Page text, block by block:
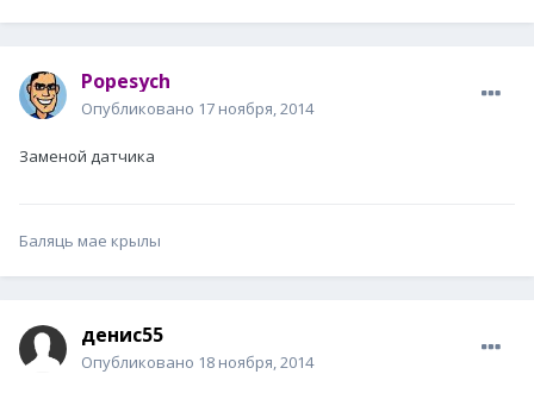
Popesych
Опубликовано 17 ноября, 2014
Заменой датчика
Баляць мае крылы
денис55
Опубликовано 18 ноября, 2014